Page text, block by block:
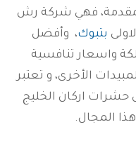
فهي شركة رش
بتبوك، وأفضل
واسعار تنافسية
الأخرى، و تعتبر
اركان الخليج
المجال.